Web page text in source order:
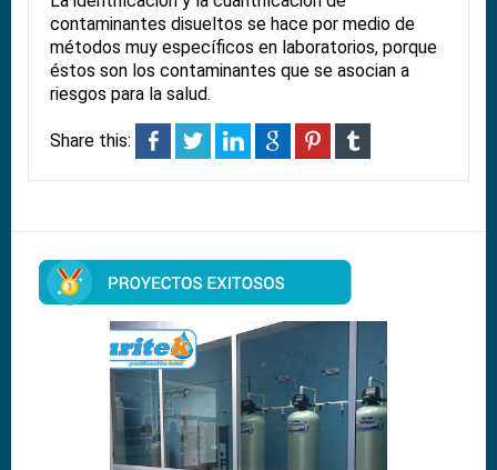
contaminantes disueltos se hace por medio de
métodos muy específicos en laboratorios, porque
éstos son los contaminantes que se asocian a
riesgos para la salud.
Share this: